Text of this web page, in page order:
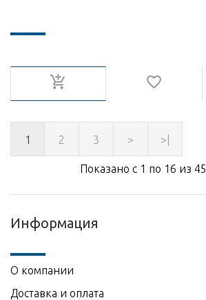
1 2 3 > >|
Показано с 1 по 16 из
Информация
О компании
Доставка и оплата